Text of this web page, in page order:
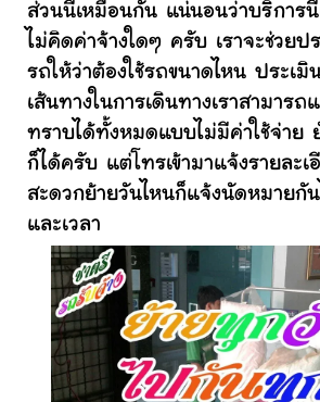
ส่วนนี้เหมือนกัน แน่นอนว่าบริการนี้
ไม่คิดค่าจ้างใดๆ ครับ เราจะช่วยป
รถให้ว่าต้องใช้รถขนาดไหน ประเมิ
เส้นทางในการเดินทางเราสามาร
ทราบได้ทั้งหมดแบบไม่มีค่าใช้จ่าย
ก็ได้ครับ แต่โทรเข้ามาแจ้งรายละเ
สะดวกย้ายวันไหนก็แจ้งนัดหมายกั
และเวลา